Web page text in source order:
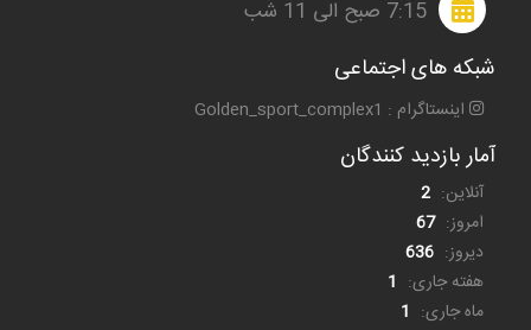
7:15 صبح الی 11 شب
شبکه های اجتماعی
اینستاگرام : Golden_sport_complex1
آمار بازدید کنندگان
آنلاین: 2
امروز: 67
دیروز: 636
هفته جاری: 1
ماه جاری: 1